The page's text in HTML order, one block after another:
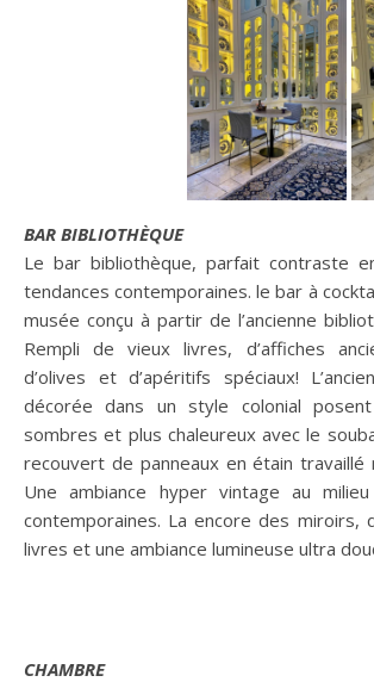
BAR BIBLIOTHÈQUE
Le bar bibliothèque, parfait contraste
tendances contemporaines. le bar à
musée conçu à partir de l’ancienne
Rempli de vieux livres, d’affiches
d’olives et d’apéritifs spéciaux!
décorée dans un style colonial
sombres et plus chaleureux avec le
recouvert de panneaux en étain travaillé
Une ambiance hyper vintage au
contemporaines. La encore des miroirs,
livres et une ambiance lumineuse ultra
CHAMBRE